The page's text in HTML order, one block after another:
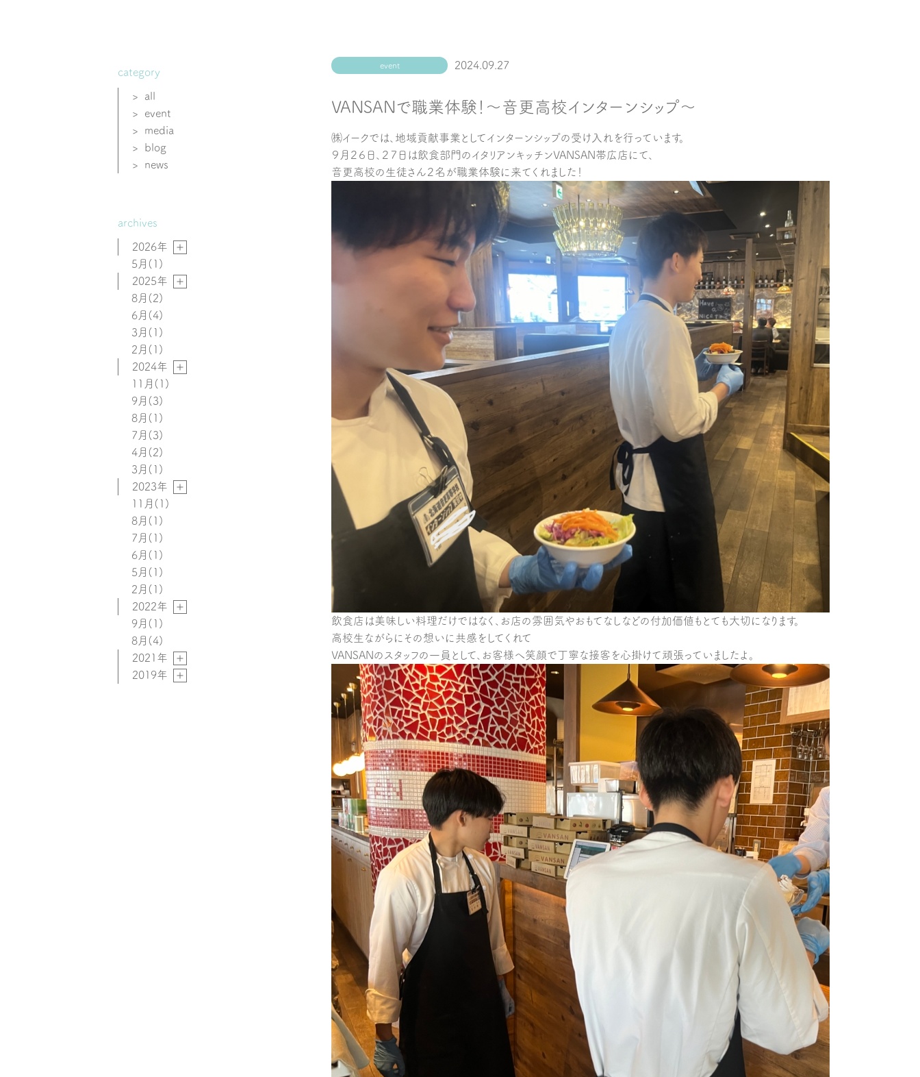
category
>
all
>
event
>
media
>
blog
>
news
archives
2026年
5月 (1)
2025年
8月 (2)
6月 (4)
3月 (1)
2月 (1)
2024年
11月 (1)
9月 (3)
8月 (1)
7月 (3)
4月 (2)
3月 (1)
2023年
11月 (1)
8月 (1)
7月 (1)
6月 (1)
5月 (1)
2月 (1)
2022年
9月 (1)
8月 (4)
2021年
2019年
event 2024.09.27
VANSANで職業体験！～音更高校インターンシップ～
㈱イークでは、地域貢献事業としてインターンシップの受け入れを行っています。
９月２６日、２７日は飲食部門のイタリアンキッチンVANSAN帯広店にて、
音更高校の生徒さん２名が職業体験に来てくれました！
飲食店は美味しい料理だけではなく、お店の雰囲気やおもてなしなどの付加価値もとても大切になります。
高校生ながらにその想いに共感をしてくれて
VANSANのスタッフの一員として、お客様へ笑顔で丁寧な接客を心掛けて頑張っていましたよ。